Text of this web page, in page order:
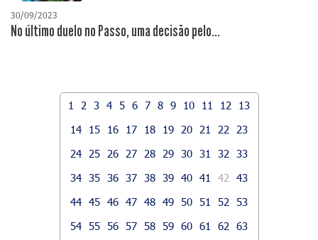
30/09/2023
No último duelo no Passo, uma decisão pelo...
1 2 3 4 5 6 7 8 9 10 11 12
13
14
15 16 17 18 19 20 21 22
23
24
25 26 27 28 29 30 31 32
33
34 35 36 37 38 39 40 41 42
43
44 45 46 47 48 49 50 51 52
53
54 55 56 57 58 59 60 61 62
63